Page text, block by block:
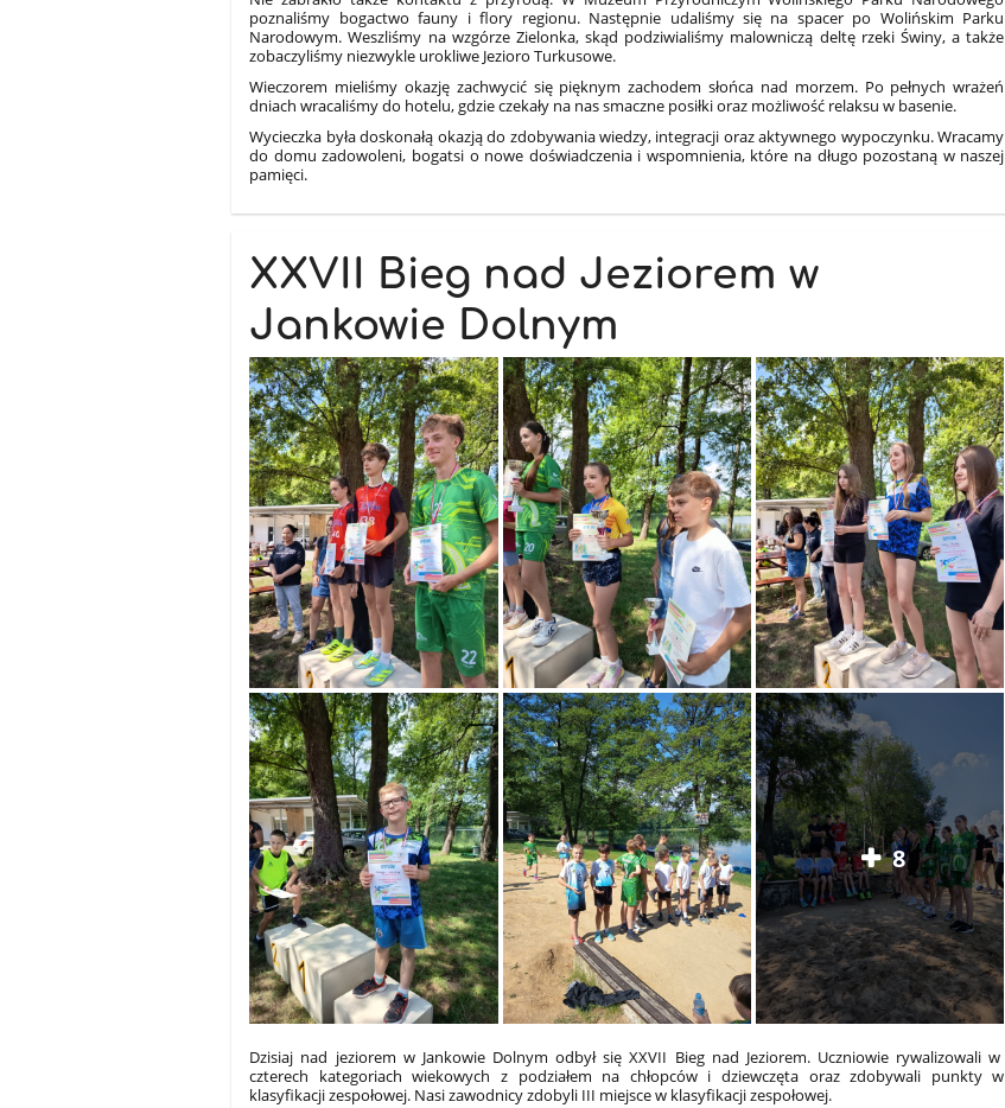
poznaliśmy bogactwo fauny i flory regionu. Następnie udaliśmy się na spacer po Wolińskim Parku
Narodowym. Weszliśmy na wzgórze Zielonka, skąd podziwialiśmy malowniczą deltę rzeki Świny, a także
zobaczyliśmy niezwykle urokliwe Jezioro Turkusowe.
Wieczorem mieliśmy okazję zachwycić się pięknym zachodem słońca nad morzem. Po pełnych wrażeń
dniach wracaliśmy do hotelu, gdzie czekały na nas smaczne posiłki oraz możliwość relaksu w basenie.
Wycieczka była doskonałą okazją do zdobywania wiedzy, integracji oraz aktywnego wypoczynku. Wracamy
do domu zadowoleni, bogatsi o nowe doświadczenia i wspomnienia, które na długo pozostaną w naszej
pamięci.
XXVII Bieg nad Jeziorem w
Jankowie Dolnym
8
Dzisiaj nad jeziorem w Jankowie Dolnym odbył się XXVII Bieg nad Jeziorem. Uczniowie rywalizowali w
czterech kategoriach wiekowych z podziałem na chłopców i dziewczęta oraz zdobywali punkty w
klasyfikacji zespołowej. Nasi zawodnicy zdobyli III miejsce w klasyfikacji zespołowej.